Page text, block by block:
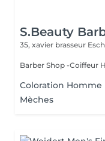
S.Beauty
35, xavier brasseur
Barber Shop -Coiffeur
Coloration Homme
Mèches